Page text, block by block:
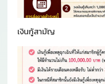
เงินกู้สามัญ